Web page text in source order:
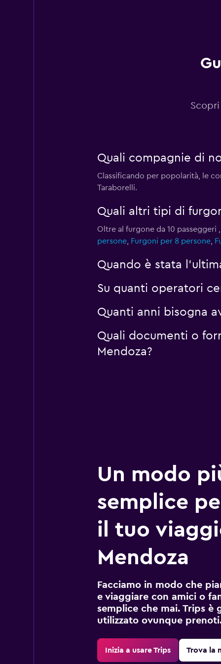
Quali compagnie di
Classificando per popolarità, le
Taraborelli.
Quali altri tipi di
Oltre al furgone da 10
persone, Furgoni per 8 persone,
Quando è stata
Su quanti operatori
Quanti anni bisogna
Quali documenti o
Mendoza?
Un modo
semplice
il tuo
Mendoza
Facciamo in modo che
e viaggiare con amici o
semplice che mai. Trips è
utilizzato ovunque
Inizia a usare Trips Trova la